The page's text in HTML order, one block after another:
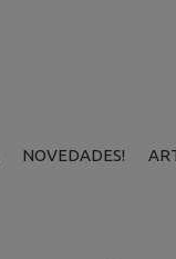
NOVEDADES!